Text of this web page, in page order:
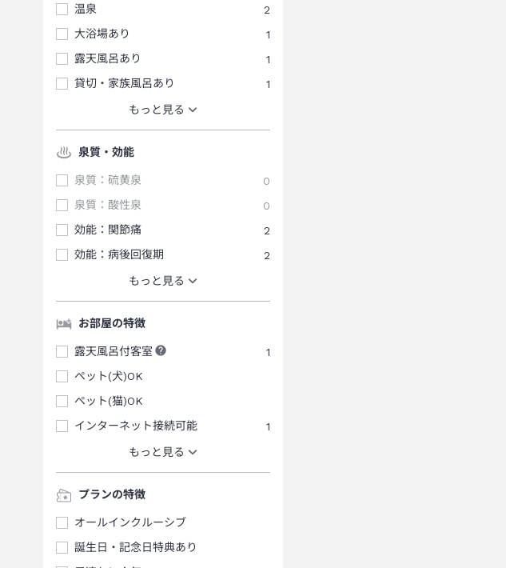
温泉
2
大浴場あり
1
露天風呂あり
1
貸切・家族風呂あり
1
もっと見る
泉質・効能
泉質：硫黄泉
0
泉質：酸性泉
0
効能：関節痛
2
効能：病後回復期
2
もっと見る
お部屋の特徴
露天風呂付客室
1
ペット(犬)OK
ペット(猫)OK
インターネット接続可能
1
もっと見る
プランの特徴
オールインクルーシブ
誕生日・記念日特典あり